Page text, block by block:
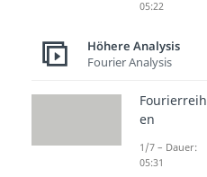
05:22
Höhere Analysis
Fourier Analysis
Fourierreih
en
1/7 – Dauer:
05:31